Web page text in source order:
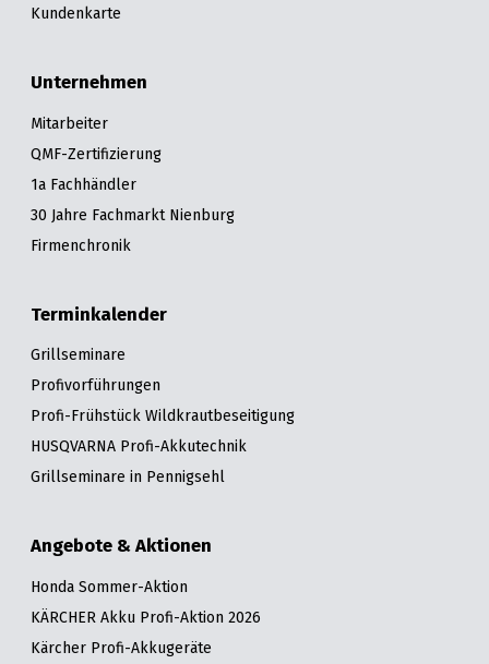
Kundenkarte
Unternehmen
Mitarbeiter
QMF-Zertifizierung
1a Fachhändler
30 Jahre Fachmarkt Nienburg
Firmenchronik
Terminkalender
Grillseminare
Profivorführungen
Profi-Frühstück Wildkrautbeseitigung
HUSQVARNA Profi-Akkutechnik
Grillseminare in Pennigsehl
Angebote & Aktionen
Honda Sommer-Aktion
KÄRCHER Akku Profi-Aktion 2026
Kärcher Profi-Akkugeräte